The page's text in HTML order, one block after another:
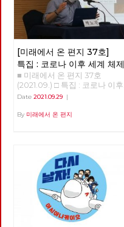
[미래에서 온 편지 37호]
특집 : 코로나 이후 세계 체제
■ 미래에서 온 편지 37호
(2021.09.) □ 특집 : 코로나 이후
세계 체제 코로나 이후 세계 체
용규 편집위원 호주의 친구들에
똑같은 출국허가제를 운영한다.
입국도 마찬가지로, 호주 국민이
라도 입국을 자유롭게 할 수 없
는 상황이다. 국가가 국경을 관
리하고 인권이나 기본적인 시민
권리를 무시하고 있다. 무엇보다
놀라운 것은 이러한 조치들을 호
주 국민의 대부분이 지지한다는
Date 2021.09.29 |
By 미래에서 온 편지